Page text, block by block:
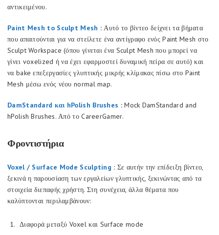
αντικειμένου.
Paint Mesh to Sculpt Mesh : Αυτό το βίντεο δείχνει τα βήματα
που απαιτούνται για να στείλετε ένα αντίγραφο ενός Paint Mesh στο
Sculpt Workspace (όπου γίνεται ένα Sculpt Mesh που μπορεί να
γίνει voxelized ή να έχει εφαρμοστεί δυναμική πείρα σε αυτό) και
να bake επεξεργασίες γλυπτικής μικρής κλίμακας πίσω στο Paint
Mesh μέσω ενός νέου normal map.
DamStandard και hPolish Brushes :Mock DamStandard and
hPolish Brushes. Από το CareerGamer.
Φροντιστήρια
Voxel / Surface Mode Sculpting : Σε αυτήν την επίδειξη βίντεο,
ξεκινά η παρουσίαση των εργαλείων γλυπτικής, ξεκινώντας από τα
στοιχεία διεπαφής χρήστη. Στη συνέχεια, άλλα θέματα που
καλύπτονται περιλαμβάνουν:
Διαφορά μεταξύ Voxel και Surface mode